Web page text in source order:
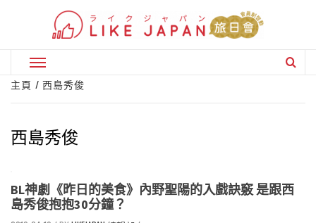
Primary
Menu
主頁 西島秀俊
西島秀俊
BL神劇《昨日的美食》內野聖陽的入戲訣竅 是跟西
島秀俊抱抱30分鐘？